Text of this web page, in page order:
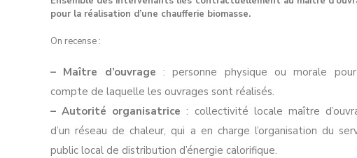
pour la réalisation d’une chaufferie biomasse.
On recense :
– Maître d’ouvrage : personne physique ou morale
compte de laquelle les ouvrages sont réalisés.
– Autorité organisatrice : collectivité locale maître
d’un réseau de chaleur, qui a en charge l’organisation du
public local de distribution d’énergie calorifique.